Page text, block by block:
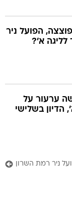
הפועל ניר
א'?
ערעור על
הדיון בשלישי
ניר רמת השרון